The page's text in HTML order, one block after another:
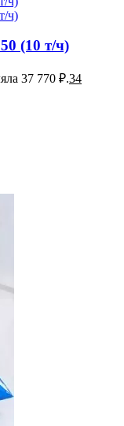
(10 т/ч)
37 770 ₽.34